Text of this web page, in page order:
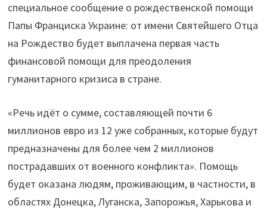
специальное сообщение о рождественской помощи
Папы Франциска Украине: от имени Святейшего Отца
на Рождество будет выплачена первая часть
финансовой помощи для преодоления
гуманитарного кризиса в стране.
«Речь идёт о сумме, составляющей почти 6
миллионов евро из 12 уже собранных, которые будут
предназначены для более чем 2 миллионов
пострадавших от военного конфликта». Помощь
будет оказана людям, проживающим, в частности, в
областях Донецка, Луганска, Запорожья, Харькова и